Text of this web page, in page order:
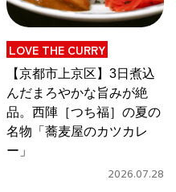
LOVE THE CURRY
【京都市上京区】3日煮込
んだまろやかな旨みが絶
品。西陣［つち福］の夏の
名物「蕎麦屋のカツカレ
ー」
2026.07.28